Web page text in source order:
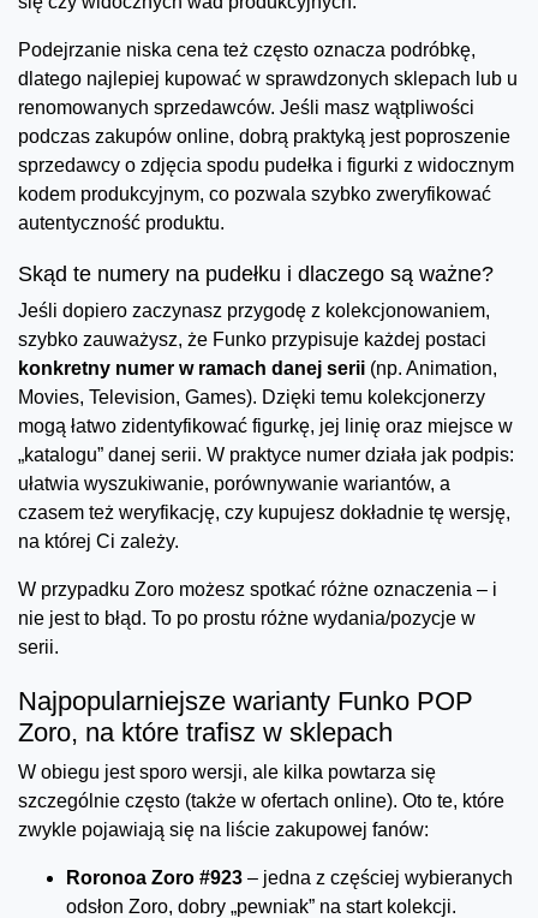
Podejrzanie niska cena też często oznacza podróbkę,
dlatego najlepiej kupować w sprawdzonych sklepach lub u
renomowanych sprzedawców. Jeśli masz wątpliwości
podczas zakupów online, dobrą praktyką jest poproszenie
sprzedawcy o zdjęcia spodu pudełka i figurki z widocznym
kodem produkcyjnym, co pozwala szybko zweryfikować
autentyczność produktu.
Skąd te numery na pudełku i dlaczego są ważne?
Jeśli dopiero zaczynasz przygodę z kolekcjonowaniem,
szybko zauważysz, że Funko przypisuje każdej postaci
konkretny numer w ramach danej serii (np. Animation,
Movies, Television, Games). Dzięki temu kolekcjonerzy
mogą łatwo zidentyfikować figurkę, jej linię oraz miejsce w
„katalogu” danej serii. W praktyce numer działa jak podpis:
ułatwia wyszukiwanie, porównywanie wariantów, a
czasem też weryfikację, czy kupujesz dokładnie tę wersję,
na której Ci zależy.
W przypadku Zoro możesz spotkać różne oznaczenia – i
nie jest to błąd. To po prostu różne wydania/pozycje w
serii.
Najpopularniejsze warianty Funko POP
Zoro, na które trafisz w sklepach
W obiegu jest sporo wersji, ale kilka powtarza się
szczególnie często (także w ofertach online). Oto te, które
zwykle pojawiają się na liście zakupowej fanów:
Roronoa Zoro #923 – jedna z częściej wybieranych
odsłon Zoro, dobry „pewniak” na start kolekcji.